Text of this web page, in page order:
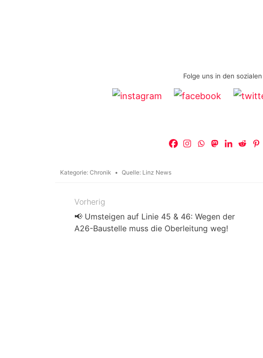
Folge uns in den
Kategorie: Chronik Quelle: Linz News
Beitragsnavigation
Vorherig
📢 Umsteigen auf Linie 45 & 46: Wegen der
A26-Baustelle muss die Oberleitung weg!